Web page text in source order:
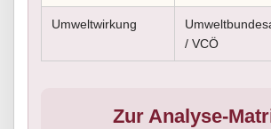
Umweltwirkung
/ VCÖ
Zur Analyse-